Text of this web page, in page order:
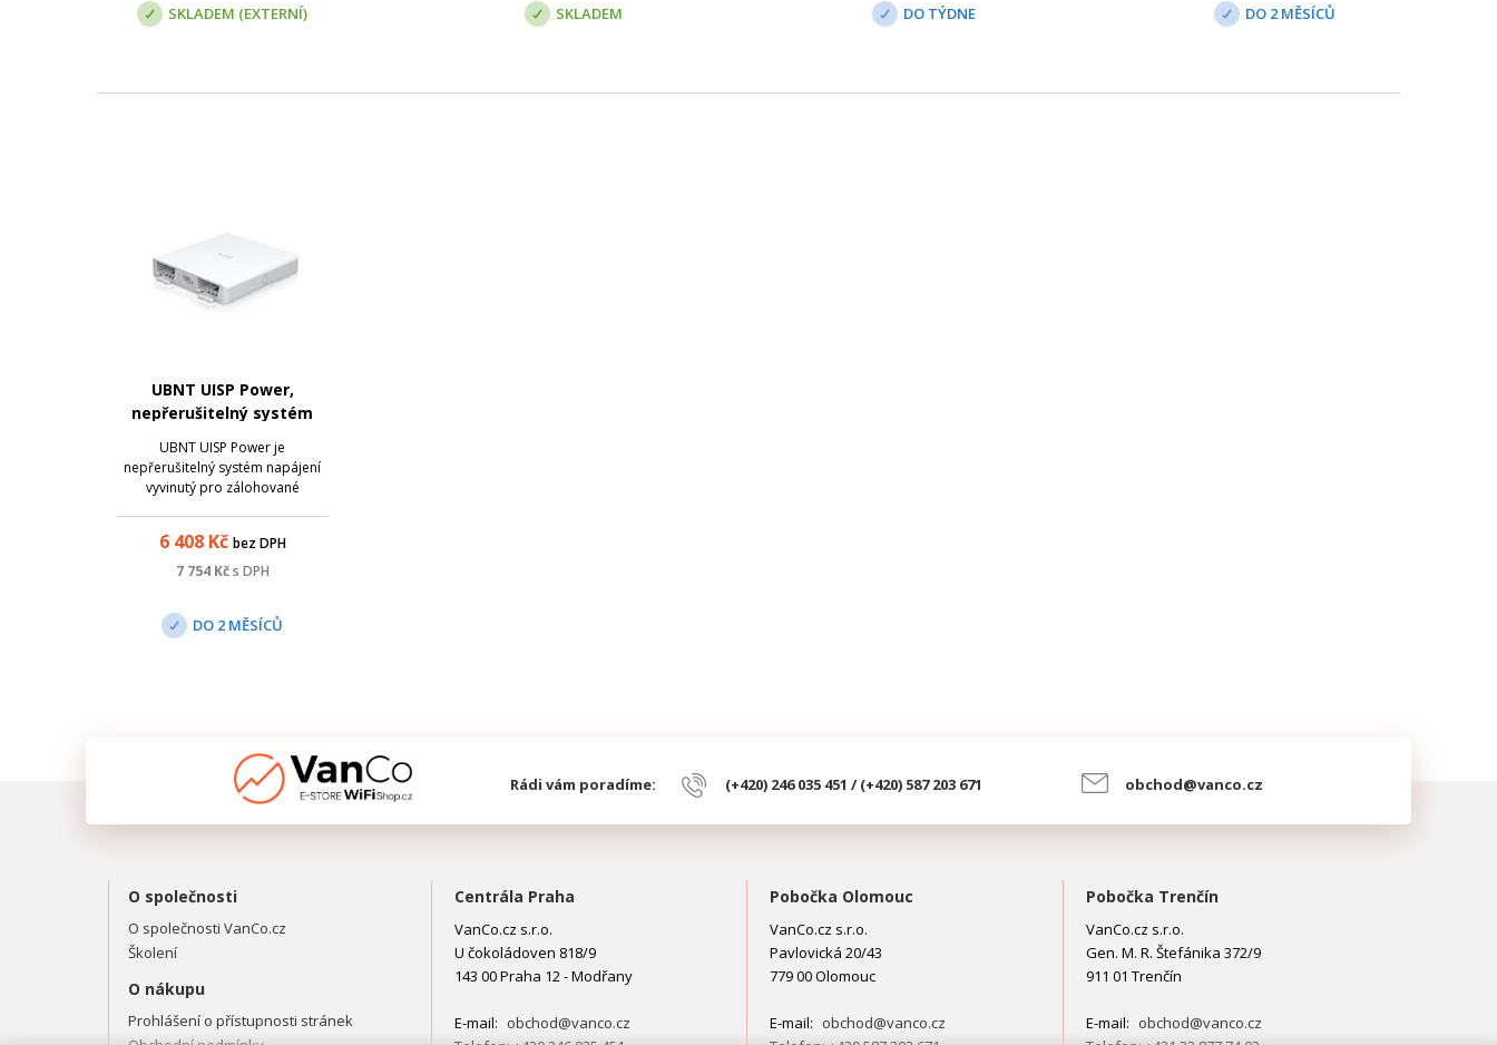
SKLADEM (EXTERNÍ) SKLADEM DO TÝDNE DO 2 MĚSÍCŮ
UBNT UISP Power,
nepřerušitelný systém
UBNT UISP Power je
nepřerušitelný systém napájení
vyvinutý pro zálohované
a switche. Napájecí výkon
zařízení dosahuje 100 W nebo
6 408Kč bez DPH
7 754Kčs DPH
DO 2 MĚSÍCŮ
Rádi vám poradíme: (+420) 246 035 451 / (+420) 587 203 671 obchod@vanco.cz
O společnosti
O společnosti VanCo.cz
Školení
O nákupu
Prohlášení o přístupnosti stránek
Centrála Praha
VanCo.cz s.r.o.
U čokoládoven 818/9
143 00 Praha 12 - Modřany
E-mail: obchod@vanco.cz
Pobočka Olomouc
VanCo.cz s.r.o.
Pavlovická 20/43
779 00 Olomouc
E-mail: obchod@vanco.cz
Pobočka Trenčín
VanCo.cz s.r.o.
Gen. M. R. Štefánika 372/9
911 01 Trenčín
E-mail: obchod@vanco.cz